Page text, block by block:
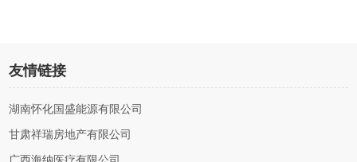
友情链接
湖南怀化国盛能源有限公司
甘肃祥瑞房地产有限公司